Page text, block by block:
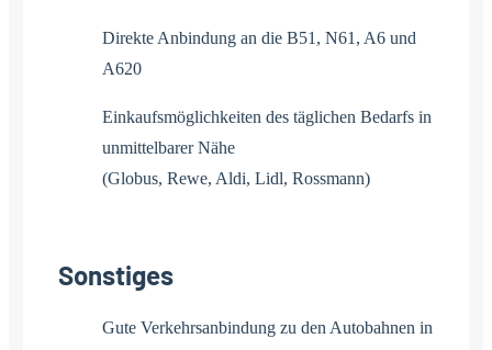
Direkte Anbindung an die B51, N61, A6 und
A620
Einkaufsmöglichkeiten des täglichen Bedarfs in
unmittelbarer Nähe
(Globus, Rewe, Aldi, Lidl, Rossmann)
Sonstiges
Gute Verkehrsanbindung zu den Autobahnen in